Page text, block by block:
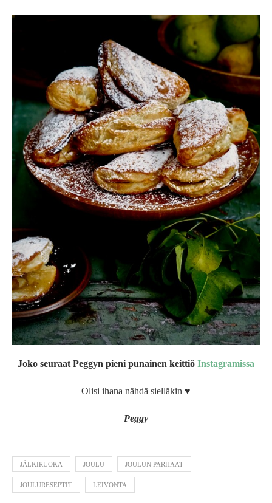
Joko seuraat Peggyn pieni punainen keittiö Instagramissa
Olisi ihana nähdä sielläkin ♥
Peggy
JÄLKIRUOKA JOULU JOULUN PARHAAT
JOULURESEPTIT LEIVONTA